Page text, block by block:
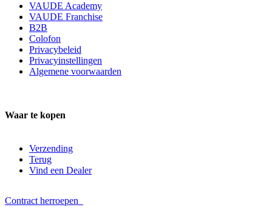
VAUDE Academy
VAUDE Franchise
B2B
Colofon
Privacybeleid
Privacyinstellingen
Algemene voorwaarden
Waar te kopen
Verzending
Terug
Vind een Dealer
Contract herroepen